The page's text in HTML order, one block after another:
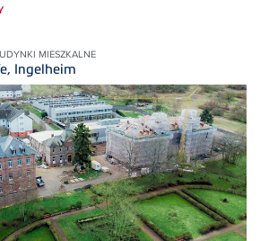
MIESZKALNE
Ingelheim